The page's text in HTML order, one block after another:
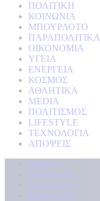
ΠΟΛΙΤΙΚΗ
ΚΟΙΝΩΝΙΑ
ΜΠΟΥΡΛΟΤΟ
ΠΑΡΑΠΟΛΙΤΙΚΑ
ΟΙΚΟΝΟΜΙΑ
ΥΓΕΙΑ
ΕΝΕΡΓΕΙΑ
ΚΟΣΜΟΣ
ΑΘΛΗΤΙΚΑ
MEDIA
ΠΟΛΙΤΙΣΜΟΣ
LIFESTYLE
ΤΕΧΝΟΛΟΓΙΑ
ΑΠΟΨΕΙΣ
Αρχική
Kontra Live
Καταγγελίες
Επικοινωνία